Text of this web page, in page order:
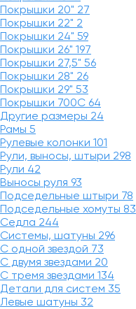
Покрышки 20" 27
Покрышки 22" 2
Покрышки 24" 59
Покрышки 26" 197
Покрышки 27,5" 56
Покрышки 28" 26
Покрышки 29" 53
Покрышки 700C 64
Другие размеры 24
Рамы 5
Рулевые колонки 101
Рули, выносы, штыри 298
Рули 42
Выносы руля 93
Подседельные штыри 78
Подседельные хомуты 83
Седла 244
Системы, шатуны 296
С одной звездой 73
С двумя звездами 20
С тремя звездами 134
Детали для систем 35
Левые шатуны 32